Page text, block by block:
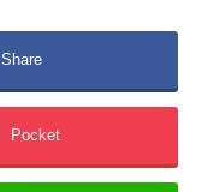
Share
Pocket